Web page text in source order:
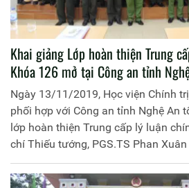
Khai giảng Lớp hoàn thiện Trung
Khóa 126 mở tại Công an tỉnh
Ngày 13/11/2019, Học viện Chính
phối hợp với Công an tỉnh Nghệ An
lớp hoàn thiện Trung cấp lý luận
chí Thiếu tướng, PGS.TS Phan
Học viện chủ trì buổi lễ.